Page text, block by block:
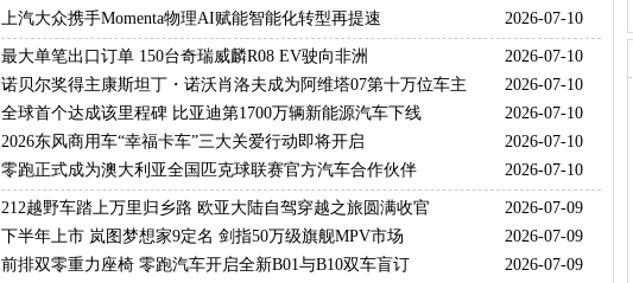
上汽大众携手Momenta物理AI赋能智能化转型再提速
2026-07-10
最大单笔出口订单 150台奇瑞威麟R08 EV驶向非洲
2026-07-10
诺贝尔奖得主康斯坦丁・诺沃肖洛夫成为阿维塔07第十万位车主
2026-07-10
全球首个达成该里程碑 比亚迪第1700万辆新能源汽车下线
2026-07-10
2026东风商用车“幸福卡车”三大关爱行动即将开启
2026-07-10
零跑正式成为澳大利亚全国匹克球联赛官方汽车合作伙伴
2026-07-10
212越野车踏上万里归乡路 欧亚大陆自驾穿越之旅圆满收官
2026-07-09
下半年上市 岚图梦想家9定名 剑指50万级旗舰MPV市场
2026-07-09
前排双零重力座椅 零跑汽车开启全新B01与B10双车盲订
2026-07-09